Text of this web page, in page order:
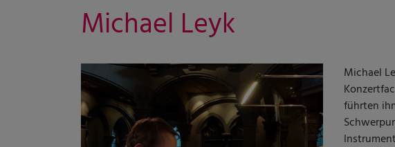
Michael Leyk
Michael
führten